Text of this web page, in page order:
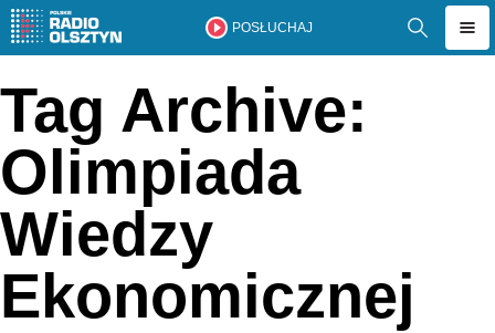
POSŁUCHAJ
Tag Archive:
Olimpiada
Wiedzy
Ekonomicznej